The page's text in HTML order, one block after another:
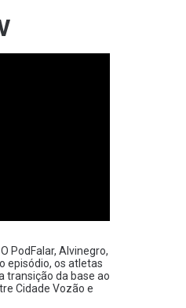
PodFalar, Alvinegro,
episódio, os atletas
transição da base ao
Cidade Vozão e